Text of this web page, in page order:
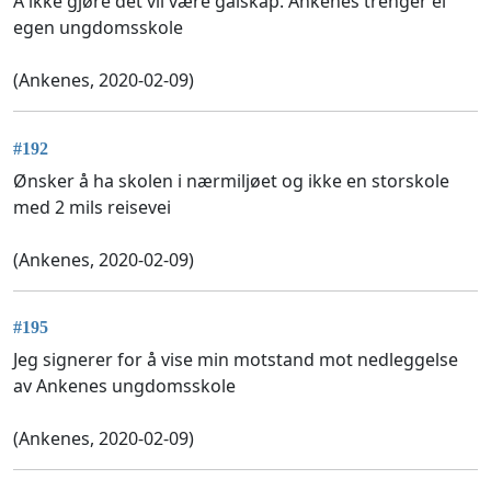
egen ungdomsskole
(Ankenes, 2020-02-09)
#192
Ønsker å ha skolen i nærmiljøet og ikke en storskole
med 2 mils reisevei
(Ankenes, 2020-02-09)
#195
Jeg signerer for å vise min motstand mot nedleggelse
av Ankenes ungdomsskole
(Ankenes, 2020-02-09)